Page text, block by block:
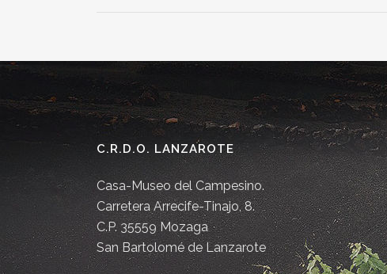
C.R.D.O. LANZAROTE
Casa-Museo del Campesino.
Carretera Arrecife-Tinajo, 8.
C.P. 35559 Mozaga
San Bartolomé de Lanzarote